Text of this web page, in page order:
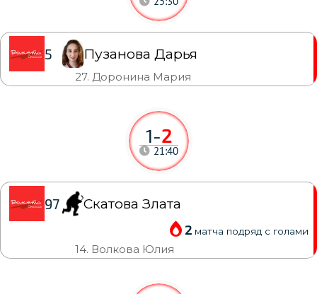
1-2
21:40
97 Скатова Злата
2 матча подряд с голами
14. Волкова Юлия
5 Пузанова Дарья
27. Доронина Мария